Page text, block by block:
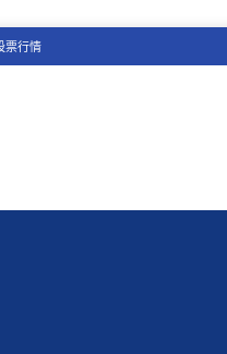
票行情